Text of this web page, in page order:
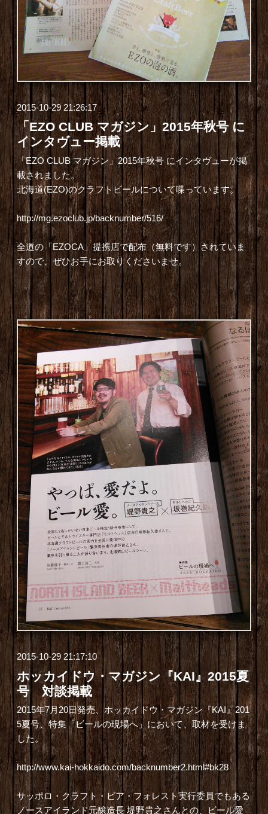
2015-10-29 21:26:17
「EZO CLUB マガジン」2015年秋号 に
インタヴュー掲載
「EZO CLUB マガジン 」2015年秋号 にインタヴューが掲
載されました。
北海道(EZO)のクラフトビールについて喋っています。
http://mg.ezoclub.jp/backnumber/516/
全道の「EZOCA」提携店で配布（無料です）されていま
すので、ぜひお手にお取りくださいませ。
2015-10-29 21:17:10
ホッカイドウ・マガジン『KAI』2015夏
号 対談掲載
2015年7月20日発売、ホッカイドウ・マガジン『KAI』201
5夏号、特集「ビールの現場へ」において、取材を受けま
した。
http://www.kai-hokkaido.com/backnumber2.html#bk28
サッポロ・クラフト・ビア・フォレスト実行委員でもある
ノースアイランド元醸造長 堤野貴之さんとの、ビール愛